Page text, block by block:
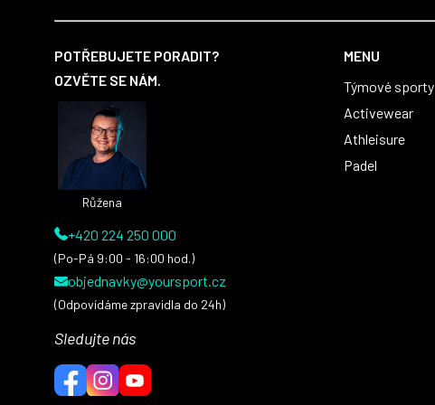
POTŘEBUJETE PORADIT?
OZVĚTE SE NÁM.
Růžena
+420 224 250 000
(Po-Pá 9:00 - 16:00 hod.)
objednavky@yoursport.cz
(Odpovídáme zpravidla do 24h)
Sledujte nás
MENU
Týmové sporty
Activewear
Athleisure
Padel